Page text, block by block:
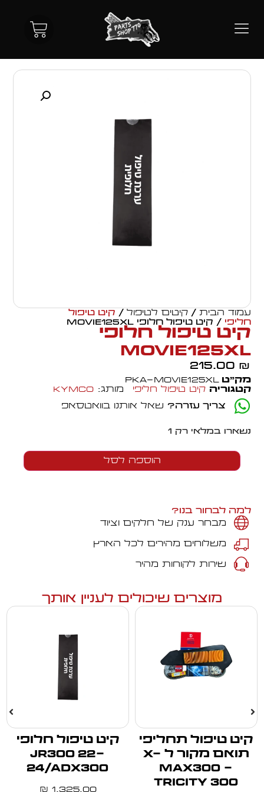
עמוד הבית /קיטים לטיפול / קיט טיפול
חליפי / קיט טיפול חלופי MOVIE125XL
קיט טיפול חלופי
MOVIE125XL
215.00 ₪
מק״טPKA-MOVIE125XL
קטגוריה קיט טיפול חליפי מותג:Kymco
צריך עזרה? שאל אותנו בוואטסאפ
נשארו במלאי רק 1
הוספה לסל
למה לבחור בנו?
מבחר ענק של חלקים וציוד
משלוחים מהירים לכל הארץ
שירות לקוחות מהיר
מוצרים שיכולים לעניין אותך
קיט טיפול תחליפי
תואם מקור ל X-
MAX300 -
TRICITY 300
קיט טיפול חלופי
JR300 22-
24/ADX300
1,325.00
₪